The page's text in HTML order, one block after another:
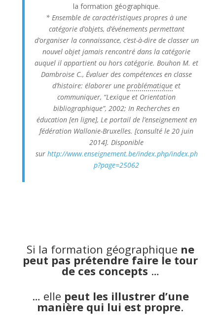
la formation géographique.
* Ensemble de caractéristiques propres à une
catégorie d’objets, d’événements permettant
d’organiser la connaissance, c’est-à-dire de classer un
nouvel objet jamais rencontré dans la catégorie
auquel il appartient ou hors catégorie. Bouhon M. et
Dambroise C., Évaluer des compétences en classe
d’histoire: élaborer uneproblématique et
communiquer, “Lexique et Orientation
bibliographique”,2002; In Recherches en
éducation [en ligne], Le portail de l’enseignement en
fédération Wallonie-Bruxelles. [consulté le 20 juin
2014]. Disponible
sur http://www.enseignement.be/index.php/index.ph
p?page=25062
Si la formation géographique ne
peut pas prétendre faire le tour
de ces concepts …
… elle peut les illustrer d’une
manière qui lui est propre.